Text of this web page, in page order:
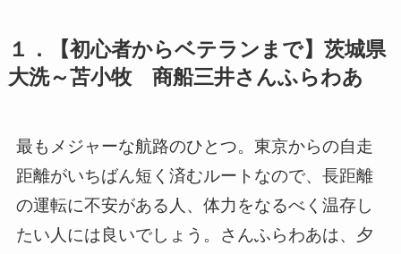
１．【初心者からベテランまで】茨城県
大洗～苫小牧 商船三井さんふらわあ
最もメジャーな航路のひとつ。東京からの自走
距離がいちばん短く済むルートなので、長距離
の運転に不安がある人、体力をなるべく温存し
たい人には良いでしょう。さんふらわあは、夕